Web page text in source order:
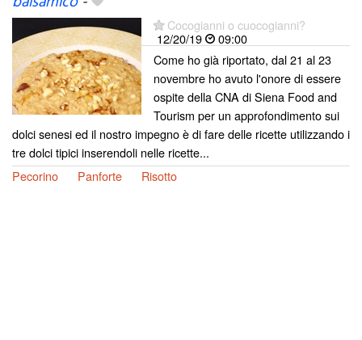
Cocogianni o cuocogianni?
12/20/19
09:00
Come ho già riportato, dal 21 al 23
novembre ho avuto l'onore di essere
ospite della CNA di Siena Food and
Tourism per un approfondimento sui
dolci senesi ed il nostro impegno è di fare delle ricette utilizzando i
tre dolci tipici inserendoli nelle ricette...
Pecorino
Panforte Risotto